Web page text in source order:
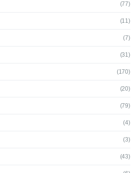
(77)
(11)
(7)
(31)
(170)
(20)
(79)
(4)
(3)
(43)